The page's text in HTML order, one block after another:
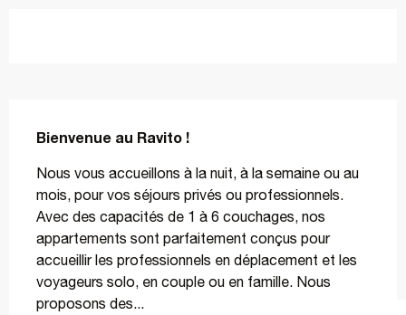
Bienvenue au Ravito !
Nous vous accueillons à la nuit, à la semaine ou au
mois, pour vos séjours privés ou professionnels.
Avec des capacités de 1 à 6 couchages, nos
appartements sont parfaitement conçus pour
accueillir les professionnels en déplacement et les
voyageurs solo, en couple ou en famille. Nous
proposons des...